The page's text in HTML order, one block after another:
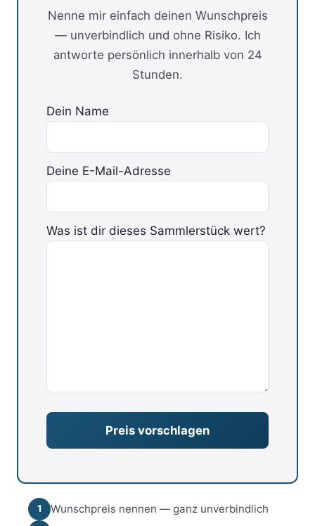
Nenne mir einfach deinen Wunschpreis
— unverbindlich und ohne Risiko. Ich
antworte persönlich innerhalb von 24
Stunden.
Dein Name
Deine E-Mail-Adresse
Bitte lasse dieses Feld leer.
Was ist dir dieses Sammlerstück wert?
1 Wunschpreis nennen — ganz unverbindlich